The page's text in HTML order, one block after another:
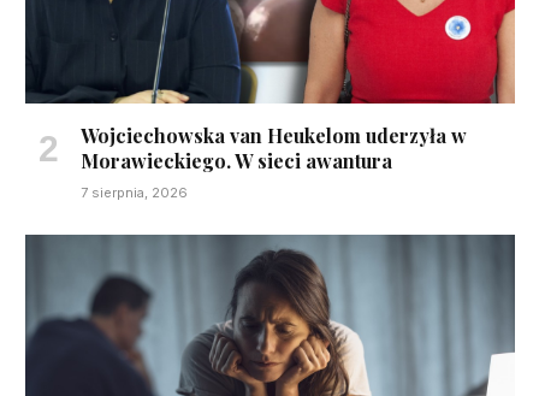
Wojciechowska van Heukelom uderzyła w
Morawieckiego. W sieci awantura
7 sierpnia, 2026